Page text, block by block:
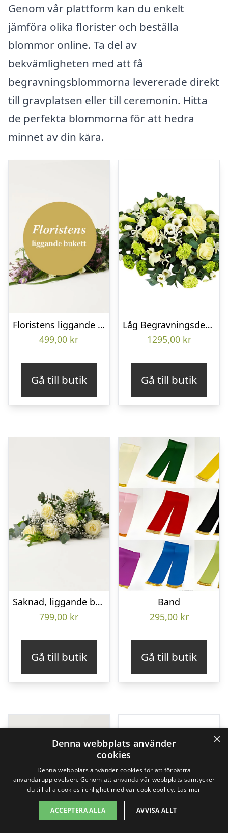
Genom vår plattform kan du enkelt
jämföra olika florister och beställa
blommor online. Ta del av
bekvämligheten med att få
begravningsblommorna levererade direkt
till gravplatsen eller till ceremonin. Hitta
de perfekta blommorna för att hedra
minnet av din kära.
Floristens liggande bukett
499,00 kr
Gå till butik
Låg Begravningsdekoration
1295,00 kr
Gå till butik
Saknad, liggande bukett
799,00 kr
Gå till butik
Band
295,00 kr
Gå till butik
×
Denna webbplats använder
cookies
Denna webbplats använder cookies för att förbättra
användarupplevelsen. Genom att använda vår webbplats samtycker
du till alla cookies i enlighet med vår cookiepolicy. Läs mer
ACCEPTERA ALLA AVVISA ALLT